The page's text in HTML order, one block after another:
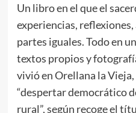
Un libro en el que el
experiencias,
partes iguales. Todo en
textos propios y
vivió en Orellana la
“despertar democrático
rural”, según recoge el